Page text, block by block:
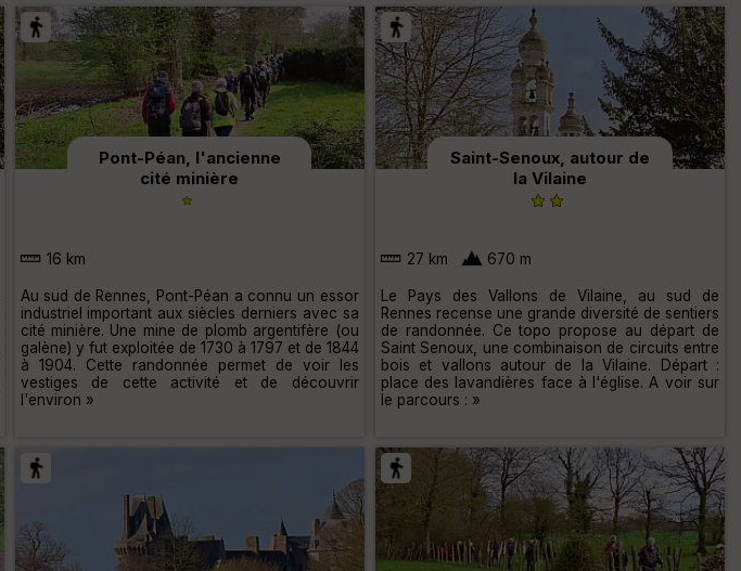
Pont-Péan, l'ancienne
cité minière
16 km
Au sud de Rennes, Pont-Péan a connu un essor
industriel important aux siècles derniers avec sa
cité minière. Une mine de plomb argentifère (ou
galène) y fut exploitée de 1730 à 1797 et de 1844
à 1904. Cette randonnée permet de voir les
vestiges de cette activité et de découvrir
l'environ »
Saint-Senoux, autour de
la Vilaine
27 km 670 m
Le Pays des Vallons de Vilaine, au sud de
Rennes recense une grande diversité de sentiers
de randonnée. Ce topo propose au départ de
Saint Senoux, une combinaison de circuits entre
bois et vallons autour de la Vilaine. Départ :
place des lavandières face à l'église. A voir sur
le parcours : »